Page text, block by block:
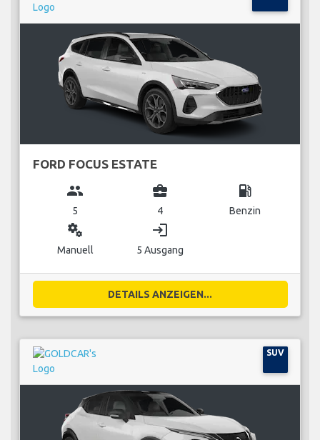
FORD FOCUS ESTATE
group
5
business_center
4
local_gas_station
Benzin
miscellaneous_services
Manuell
login
5 Ausgang
DETAILS ANZEIGEN...
SUV